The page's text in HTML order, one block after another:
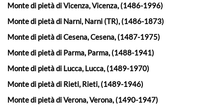
Monte di pietà di Vicenza, Vicenza, (1486-1996)
Monte di pietà di Narni, Narni (TR), (1486-1873)
Monte di pietà di Cesena, Cesena, (1487-1975)
Monte di pietà di Parma, Parma, (1488-1941)
Monte di pietà di Lucca, Lucca, (1489-1970)
Monte di pietà di Rieti, Rieti, (1489-1946)
Monte di pietà di Verona, Verona, (1490-1947)